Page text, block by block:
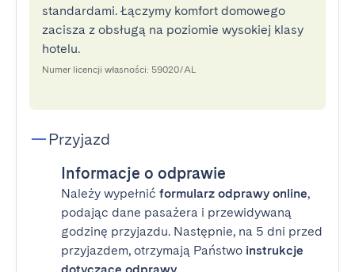
standardami. Łączymy komfort domowego
zacisza z obsługą na poziomie wysokiej klasy
hotelu.
Numer licencji własności: 59020/AL
Przyjazd
Informacje o odprawie
Należy wypełnić formularz odprawy online,
podając dane pasażera i przewidywaną
godzinę przyjazdu. Następnie, na 5 dni przed
przyjazdem, otrzymają Państwo instrukcje